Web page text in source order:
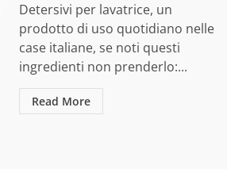
Detersivi per lavatrice, un
prodotto di uso quotidiano nelle
case italiane, se noti questi
ingredienti non prenderlo:...
Read More